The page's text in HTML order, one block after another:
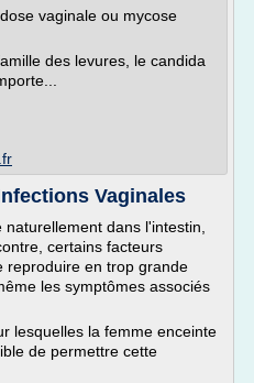
vaginale ou mycose
des levures, le candida
Vaginales
dans l'intestin,
certains facteurs
reproduire en trop grande
les symptômes associés
lesquelles la femme enceinte
de permettre cette